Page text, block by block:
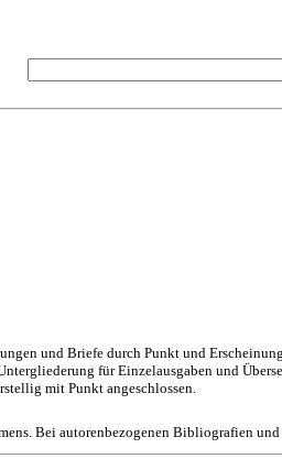
und Briefe durch Punkt und
für Einzelausgaben und
mit Punkt angeschlossen.
Bei autorenbezogenen Bibliografien